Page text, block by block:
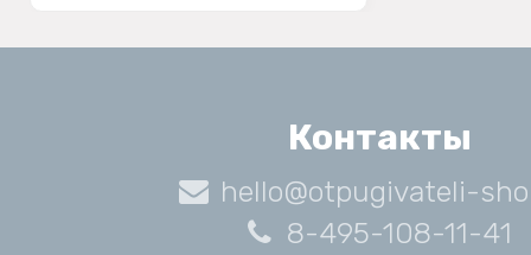
Контакты
hello@otpugivateli-
8-495-108-11-41